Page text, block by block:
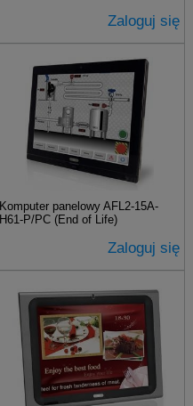
Zaloguj się
Komputer panelowy AFL2-15A-
H61-P/PC (End of Life)
Zaloguj się